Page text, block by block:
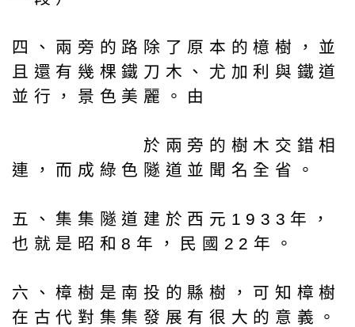
四、兩旁的路除了原本的檍樹，並
且還有幾棵鐵刀木、尤加利與鐵道
並行，景色美麗。由
於兩旁的樹木交錯相
連，而成綠色隧道並聞名全省。
五、集集隧道建於西元1933年，
也就是昭和8年，民國22年。
六、樟樹是南投的縣樹，可知樟樹
在古代對集集發展有很大的意義。